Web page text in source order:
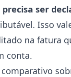
precisa ser
Isso
na fatura
conta.